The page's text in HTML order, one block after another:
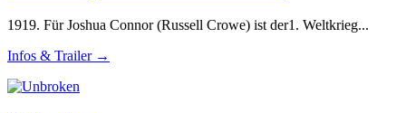
1919. Für Joshua Connor (Russell Crowe) ist der1. Weltkrieg...
Infos & Trailer →